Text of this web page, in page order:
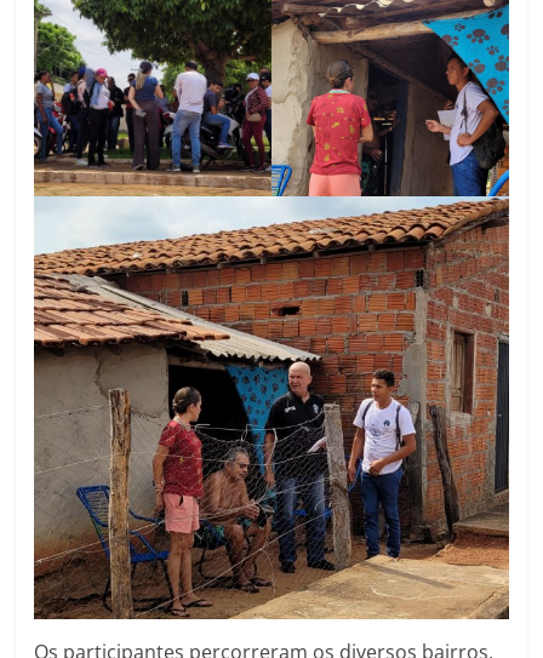
Os participantes percorreram os diversos bairros,